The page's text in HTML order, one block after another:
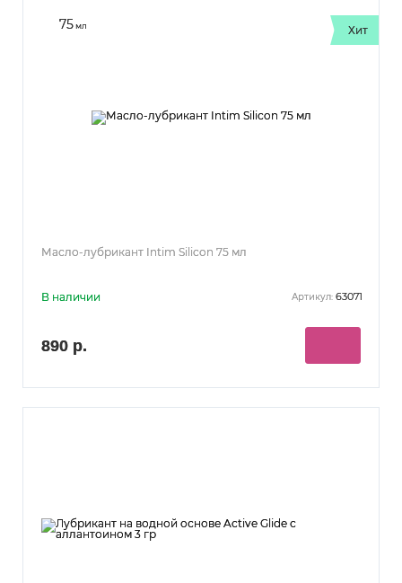
75мл Хит
Масло-лубрикант Intim Silicon 75 мл
В наличии Артикул: 63071
890 р.